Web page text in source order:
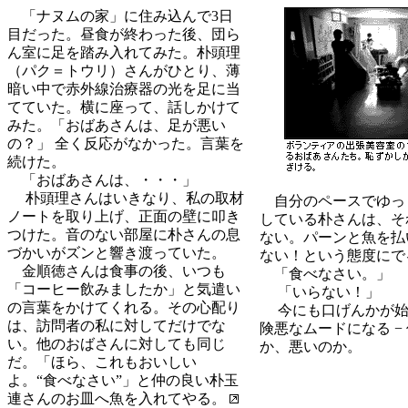
「ナヌムの家」に住み込んで3日
目だった。昼食が終わった後、団ら
ん室に足を踏み入れてみた。朴頭理
（パク＝トウリ）さんがひとり、薄
暗い中で赤外線治療器の光を足に当
てていた。横に座って、話しかけて
みた。「おばあさんは、足が悪い
の？」 全く反応がなかった。言葉を
続けた。
「おばあさんは、・・・」
朴頭理さんはいきなり、私の取材
ノートを取り上げ、正面の壁に叩き
つけた。音のない部屋に朴さんの息
づかいがズンと響き渡っていた。
金順徳さんは食事の後、いつも
「コーヒー飲みましたか」と気遣い
の言葉をかけてくれる。その心配り
は、訪問者の私に対してだけでな
い。他のおばさんに対しても同じ
だ。「ほら、これもおいしい
よ。“食べなさい”」と仲の良い朴玉
連さんのお皿へ魚を入れてやる。
自分のペースでゆっ
している朴さんは、
ない。パーンと魚を
ない！という態度に
「食べなさい。」
「いらない！」
今にも口げんかが
険悪なムードになる −
か、悪いのか。